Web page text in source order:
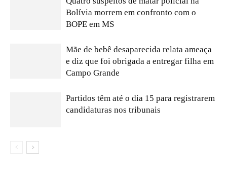
Bolívia morrem em confronto com o
BOPE em MS
Mãe de bebê desaparecida relata ameaça
e diz que foi obrigada a entregar filha em
Campo Grande
Partidos têm até o dia 15 para registrarem
candidaturas nos tribunais